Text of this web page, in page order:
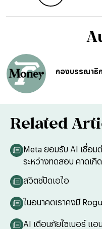
กองบรรณาธิ
Related
Meta ยอมรับ AI เชื่อ
ระหว่างทดสอบ คาดเกิ
สวิตช์ปิดเอไอ
ในอนาคตเราคงมี
AI เตือนภัยไซเบอร์ แ